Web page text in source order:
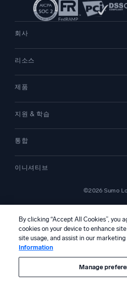
회사
채용 채용 중
리더십
뉴스룸
문의하기
리소스
고객 사례
데모
제품
SIEM
보안을 위한 로그
모니터링 및 문제 해결
비교하기
지원 & 학습
커뮤니티
지원
플랫폼 상태
통합
Amazon S3 Audit
PCI 규정 준수
전체 보기
이니셔티브
디지털 고객 경험
도구 통합
©2026 Sumo
—
캘리포니아 개인정보 보호 고지AI 지침한
본 콘텐츠는 생성형 인공지능 시스템에
제공 목적으로만 제공됩니다. 부정확성,
므로, 이에 의존하여 어떠한 조치를 취하
검토 및 검증을 거쳐
By clicking “Accept All Cookies”, you
cookies on your device to enhance
site usage, and assist in our
Information
Manage